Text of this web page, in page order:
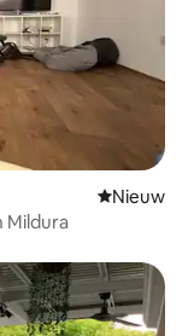
Nieuwe
Nieuw
Mildura